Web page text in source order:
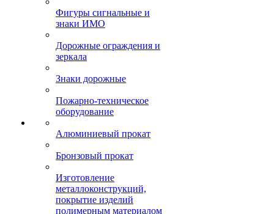
Фигуры сигнальные и
знаки ИМО
Дорожные ограждения и
зеркала
Знаки дорожные
Пожарно-техническое
оборудование
Алюминиевый прокат
Бронзовый прокат
Изготовление
металлоконструкций,
покрытие изделий
полимерным материалом